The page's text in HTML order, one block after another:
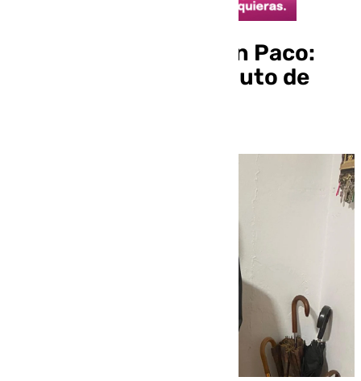
Almogía se vuelca con Paco:
dos días de luto y minuto de